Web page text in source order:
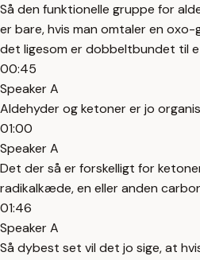
Så den funktionelle gruppe for
er bare, hvis man omtaler en
det ligesom er dobbeltbundet til
00:45
Speaker A
Aldehyder og ketoner er jo
01:00
Speaker A
Det der så er forskelligt for
radikalkæde, en eller anden
01:46
Speaker A
Så dybest set vil det jo sige, at